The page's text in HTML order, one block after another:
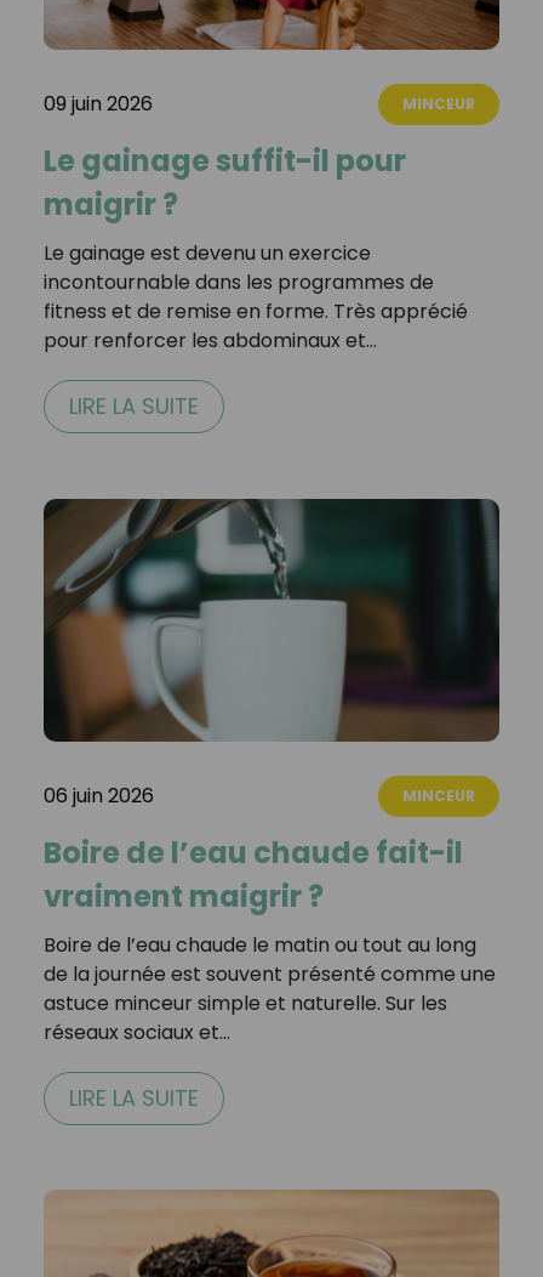
09 juin 2026 MINCEUR
Le gainage suffit-il pour
maigrir ?
Le gainage est devenu un exercice
incontournable dans les programmes de
fitness et de remise en forme. Très apprécié
pour renforcer les abdominaux et…
LIRE LA SUITE
06 juin 2026 MINCEUR
Boire de l’eau chaude fait-il
vraiment maigrir ?
Boire de l’eau chaude le matin ou tout au long
de la journée est souvent présenté comme une
astuce minceur simple et naturelle. Sur les
réseaux sociaux et…
LIRE LA SUITE